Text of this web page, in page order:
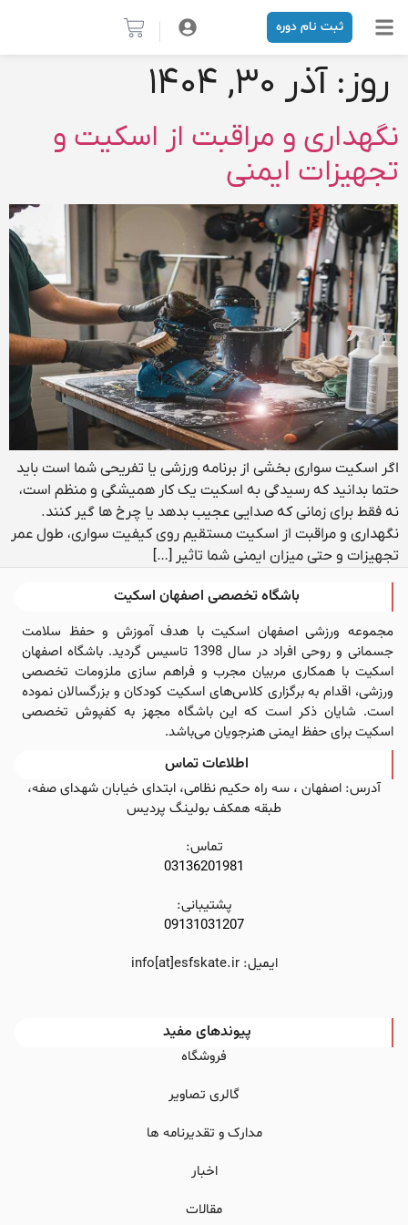
ثبت نام دوره
روز:آذر ۳۰, ۱۴۰۴
نگهداری و مراقبت از اسکیت و
تجهیزات ایمنی
اگر اسکیت ‌سواری بخشی از برنامه ورزشی یا تفریحی‌ شما است باید
حتما بدانید که رسیدگی به اسکیت یک کار همیشگی و منظم است،
نه فقط برای زمانی که صدایی عجیب بدهد یا چرخ ‌ها گیر کنند.
نگهداری و مراقبت از اسکیت مستقیم روی کیفیت سواری، طول عمر
تجهیزات و حتی میزان ایمنی شما تاثیر […]
باشگاه تخصصی اصفهان اسکیت
مجموعه ورزشی اصفهان اسکیت با هدف آموزش و حفظ سلامت
جسمانی و روحی افراد در سال 1398 تاسیس گردید. باشگاه اصفهان
اسکیت با همکاری مربیان مجرب و فراهم سازی ملزومات تخصصی
ورزشی، اقدام به برگزاری کلاس‌های اسکیت کودکان و بزرگسالان نموده
است. شایان ذکر است که این باشگاه مجهز به کفپوش تخصصی
اسکیت برای حفظ ایمنی هنرجویان می‌باشد.
اطلاعات تماس
آدرس: اصفهان ، سه راه حکیم نظامی، ابتدای خیابان شهدای صفه،
طبقه همکف بولینگ پردیس
تماس:
03136201981
پشتیبانی:
09131031207
ایمیل: info[at]esfskate.ir
پیوندهای مفید
فروشگاه
گالری تصاویر
مدارک و تقدیرنامه ها
اخبار
مقالات